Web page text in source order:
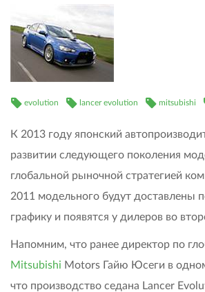
evolution lancer evolution mitsubishi
К 2013 году японский
развитии следующего поколения
глобальной рыночной стратегией
2011 модельного будут доставлены
графику и появятся у дилеров во
Напомним, что ранее директор по
Mitsubishi Motors Гайю Юсеги в
что производство седана Lancer